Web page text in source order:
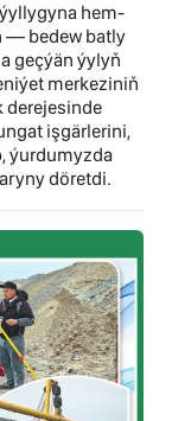
hem-
— bedew batly
geçýän ýylyň
merkeziniň
derejesinde
işgärlerini,
ýurdumyzda
döretdi.